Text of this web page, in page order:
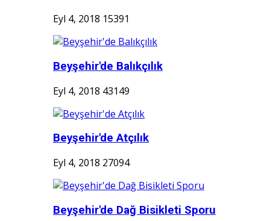
Eyl 4, 2018 15391
Beyşehir'de Balıkçılık
Eyl 4, 2018 43149
Beyşehir'de Atçılık
Eyl 4, 2018 27094
Beyşehir'de Dağ Bisikleti Sporu